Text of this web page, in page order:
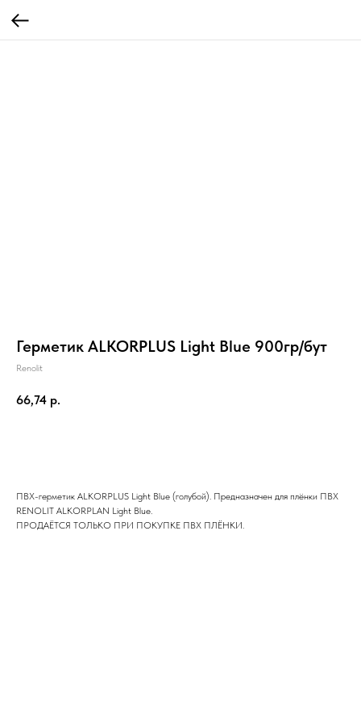
Герметик ALKORPLUS Light Blue 900гр/бут
Renolit
66,74 р.
ПВХ-герметик ALKORPLUS Light Blue (голубой). Предназначен для плёнки ПВХ
RENOLIT ALKORPLAN Light Blue.
ПРОДАЁТСЯ ТОЛЬКО ПРИ ПОКУПКЕ ПВХ ПЛЁНКИ.